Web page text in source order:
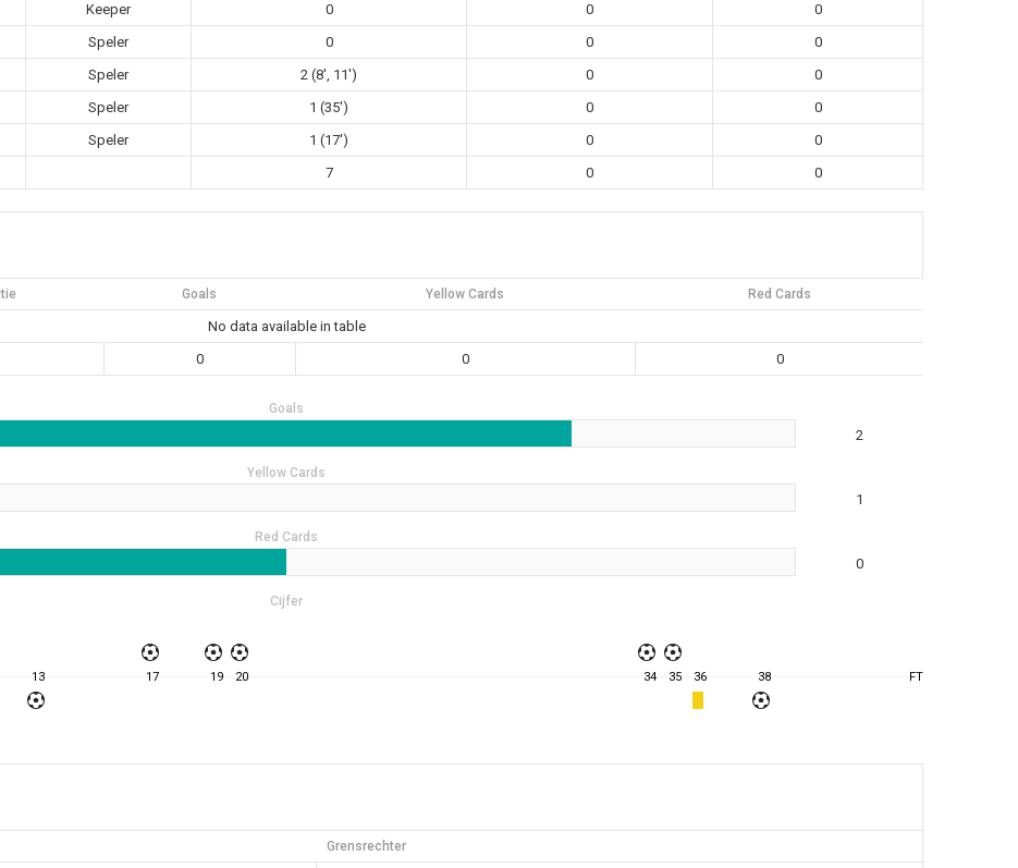
Keeper 0 0
0
Speler 0 0
0
Speler 2 (8', 11') 0
0
Speler 1 (35') 0
0
Speler 1 (17') 0
0
7 0 0
Goals Yellow Cards Red Cards
No data available in table
0 0 0
Goals
2
Yellow Cards
1
Red Cards
0
Cijfer
13 17 19 20 34 35 36 38 FT
Grensrechter